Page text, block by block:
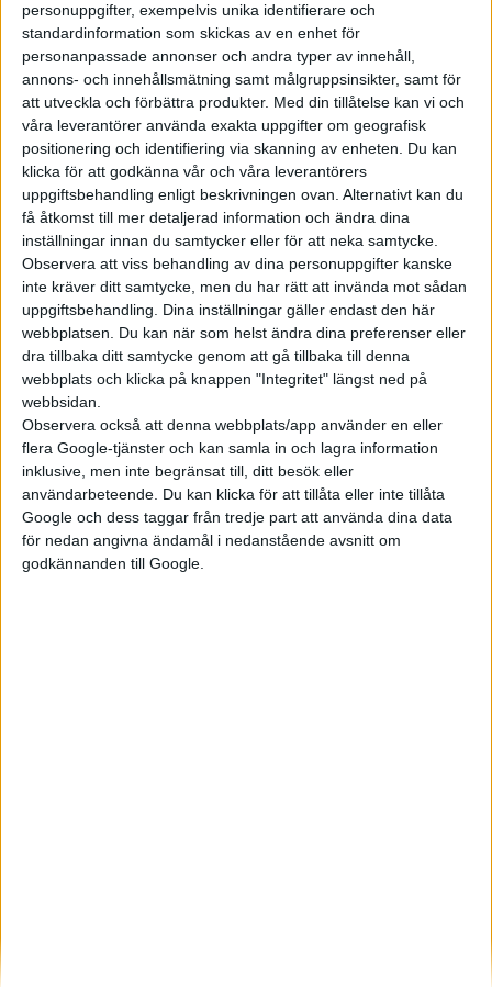
personuppgifter, exempelvis unika identifierare och
standardinformation som skickas av en enhet för
personanpassade annonser och andra typer av innehåll,
annons- och innehållsmätning samt målgruppsinsikter, samt för
att utveckla och förbättra produkter. Med din tillåtelse kan vi och
våra leverantörer använda exakta uppgifter om geografisk
positionering och identifiering via skanning av enheten. Du kan
klicka för att godkänna vår och våra leverantörers
uppgiftsbehandling enligt beskrivningen ovan. Alternativt kan du
få åtkomst till mer detaljerad information och ändra dina
inställningar innan du samtycker eller för att neka samtycke.
Observera att viss behandling av dina personuppgifter kanske
inte kräver ditt samtycke, men du har rätt att invända mot sådan
uppgiftsbehandling. Dina inställningar gäller endast den här
webbplatsen. Du kan när som helst ändra dina preferenser eller
dra tillbaka ditt samtycke genom att gå tillbaka till denna
webbplats och klicka på knappen "Integritet" längst ned på
webbsidan.
Observera också att denna webbplats/app använder en eller
flera Google-tjänster och kan samla in och lagra information
inklusive, men inte begränsat till, ditt besök eller
användarbeteende. Du kan klicka för att tillåta eller inte tillåta
Google och dess taggar från tredje part att använda dina data
för nedan angivna ändamål i nedanstående avsnitt om
godkännanden till Google.
Kinesiska WeLion blev omtalade
när de häromåret började
leverera batterier som gjorde
att bilar från Nio fick en
räckvidd på 100 mil, enligt den
kinesiska körcykeln. Det
handlade då om batteripack på
150 kWh som kallades semi
solid state, alltså batt...
Stena Recycling
och BASF
utvecklar
batteriåtervinning
Svenska Stena Recycling har ingått
ett samarbete med tyska kemijätten
BASF för utveckling av
återvinningsprocesser av uttjänta
elbilsbatterier. Den centrala delen i
samarbete är den så kallade ”svarta